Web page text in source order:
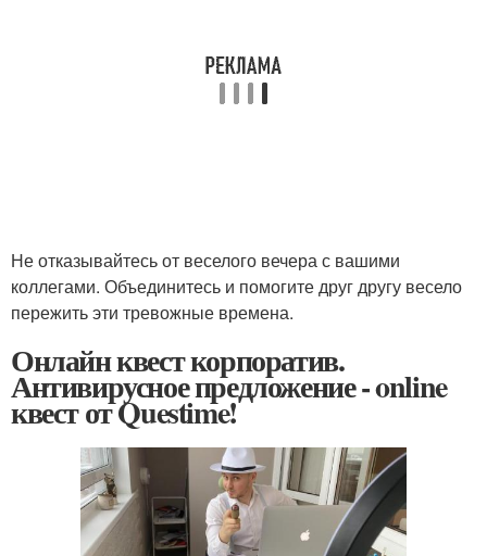
Не отказывайтесь от веселого вечера с вашими
коллегами. Объединитесь и помогите друг другу весело
пережить эти тревожные времена.
Онлайн квест корпоратив.
Антивирусное предложение - online
квест от Questime!